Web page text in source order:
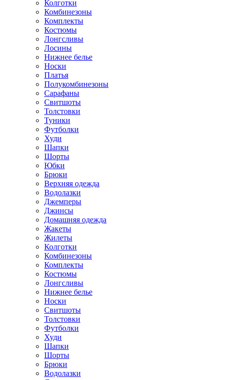
Колготки
Комбинезоны
Комплекты
Костюмы
Лонгсливы
Лосины
Нижнее белье
Носки
Платья
Полукомбинезоны
Сарафаны
Свитшоты
Толстовки
Туники
Футболки
Худи
Шапки
Шорты
Юбки
Брюки
Верхняя одежда
Водолазки
Джемперы
Джинсы
Домашняя одежда
Жакеты
Жилеты
Колготки
Комбинезоны
Комплекты
Костюмы
Лонгсливы
Нижнее белье
Носки
Свитшоты
Толстовки
Футболки
Худи
Шапки
Шорты
Брюки
Водолазки